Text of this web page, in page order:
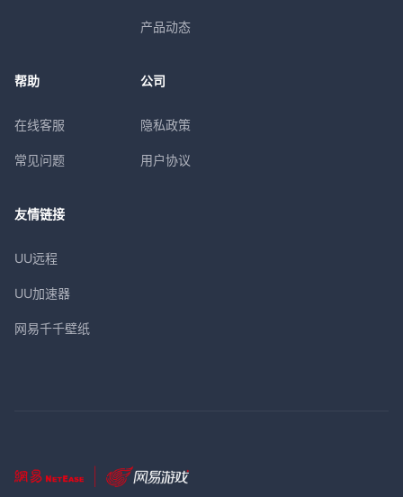
产品动态
帮助
在线客服
常见问题
公司
隐私政策
用户协议
友情链接
UU远程
UU加速器
网易千千壁纸